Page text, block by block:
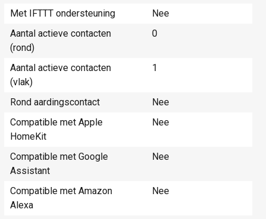
Met IFTTT ondersteuning
Nee
Aantal actieve contacten
(rond)
0
Aantal actieve contacten
(vlak)
1
Rond aardingscontact
Nee
Compatible met Apple
HomeKit
Nee
Compatible met Google
Assistant
Nee
Compatible met Amazon
Alexa
Nee